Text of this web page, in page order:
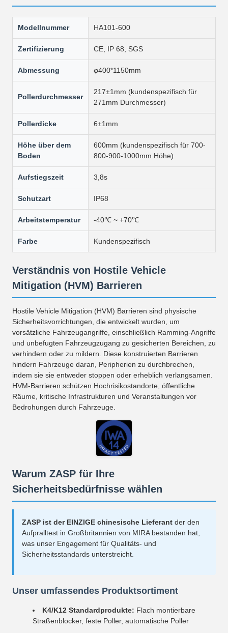
Modellnummer HA101-600
Zertifizierung CE, IP 68, SGS
Abmessung φ400*1150mm
Pollerdurchmesser
217±1mm (kundenspezifisch für
271mm Durchmesser)
Pollerdicke 6±1mm
Höhe über dem
Boden
600mm (kundenspezifisch für 700-
800-900-1000mm Höhe)
Aufstiegszeit 3,8s
Schutzart IP68
Arbeitstemperatur -40℃ ~ +70℃
Farbe Kundenspezifisch
Verständnis von Hostile Vehicle
Mitigation (HVM) Barrieren
Hostile Vehicle Mitigation (HVM) Barrieren sind physische
Sicherheitsvorrichtungen, die entwickelt wurden, um
vorsätzliche Fahrzeugangriffe, einschließlich Ramming-Angriffe
und unbefugten Fahrzeugzugang zu gesicherten Bereichen, zu
verhindern oder zu mildern. Diese konstruierten Barrieren
hindern Fahrzeuge daran, Peripherien zu durchbrechen,
indem sie sie entweder stoppen oder erheblich verlangsamen.
HVM-Barrieren schützen Hochrisikostandorte, öffentliche
Räume, kritische Infrastrukturen und Veranstaltungen vor
Bedrohungen durch Fahrzeuge.
Warum ZASP für Ihre
Sicherheitsbedürfnisse wählen
ZASP ist der EINZIGE chinesische Lieferant der den
Aufpralltest in Großbritannien von MIRA bestanden hat,
was unser Engagement für Qualitäts- und
Sicherheitsstandards unterstreicht.
Unser umfassendes Produktsortiment
K4/K12 Standardprodukte: Flach montierbare
Straßenblocker, feste Poller, automatische Poller